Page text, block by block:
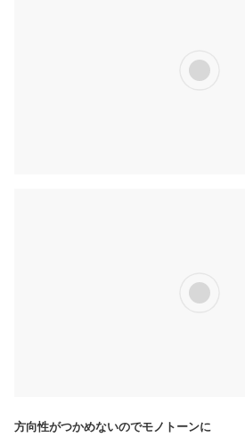
方向性がつかめないのでモノトーンに